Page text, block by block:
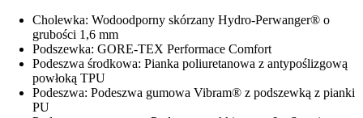
Cholewka: Wodoodporny skórzany Hydro-Perwanger® o
grubości 1,6 mm
Podszewka: GORE-TEX Performace Comfort
Podeszwa środkowa: Pianka poliuretanowa z antypoślizgową
powłoką TPU
Podeszwa: Podeszwa gumowa Vibram® z podszewką z pianki
PU